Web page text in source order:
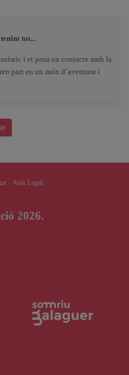
tot...
i et posa en contacte amb la
part en un món d’aventura i
Avís Legal
2026.